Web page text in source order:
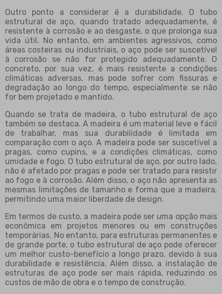
Outro ponto a considerar é a durabilidade. O tubo
estrutural de aço, quando tratado adequadamente, é
resistente à corrosão e ao desgaste, o que prolonga sua
vida útil. No entanto, em ambientes agressivos, como
áreas costeiras ou industriais, o aço pode ser suscetível
à corrosão se não for protegido adequadamente. O
concreto, por sua vez, é mais resistente a condições
climáticas adversas, mas pode sofrer com fissuras e
degradação ao longo do tempo, especialmente se não
for bem projetado e mantido.
Quando se trata de madeira, o tubo estrutural de aço
também se destaca. A madeira é um material leve e fácil
de trabalhar, mas sua durabilidade é limitada em
comparação com o aço. A madeira pode ser suscetível a
pragas, como cupins, e a condições climáticas, como
umidade e fogo. O tubo estrutural de aço, por outro lado,
não é afetado por pragas e pode ser tratado para resistir
ao fogo e à corrosão. Além disso, o aço não apresenta as
mesmas limitações de tamanho e forma que a madeira,
permitindo uma maior liberdade de design.
Em termos de custo, a madeira pode ser uma opção mais
econômica em projetos menores ou em construções
temporárias. No entanto, para estruturas permanentes e
de grande porte, o tubo estrutural de aço pode oferecer
um melhor custo-benefício a longo prazo, devido à sua
durabilidade e resistência. Além disso, a instalação de
estruturas de aço pode ser mais rápida, reduzindo os
custos de mão de obra e o tempo de construção.